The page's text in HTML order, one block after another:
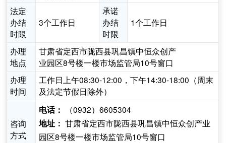
法定
办结
时限
3个工作日
承诺
办结
时限
1个工作日
办理
地点
甘肃省定西市陇西县巩昌镇中恒众创产
业园区8号楼一楼市场监管局10号窗口
办理
时间
工作日上午08:30-12:00，下午14:30-18:00（周末
及法定节假日除外）
咨询
方式
电话：
（0932）6605304
地址： 甘肃省定西市陇西县巩昌镇中恒众创产业
园区8号楼一楼市场监管局10号窗口